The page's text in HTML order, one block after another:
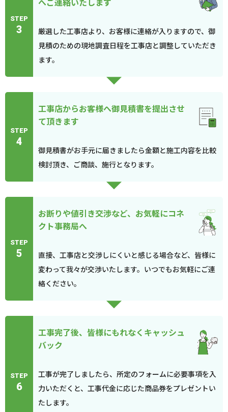
STEP
3
厳選した工事店より、お客様に連絡が入りますので、御
見積のための現地調査日程を工事店と調整していただき
ます。
STEP
4
工事店からお客様へ御見積書を提出させ
て頂きます
御見積書がお手元に届きましたら金額と施工内容を比較
検討頂き、ご商談、施行となります。
STEP
5
お断りや値引き交渉など、お気軽にコネ
クト事務局へ
直接、工事店と交渉しにくいと感じる場合など、皆様に
変わって我々が交渉いたします。いつでもお気軽にご連
絡ください。
STEP
6
工事完了後、皆様にもれなくキャッシュ
バック
工事が完了しましたら、所定のフォームに必要事項を入
力いただくと、工事代金に応じた商品券をプレゼントい
たします。